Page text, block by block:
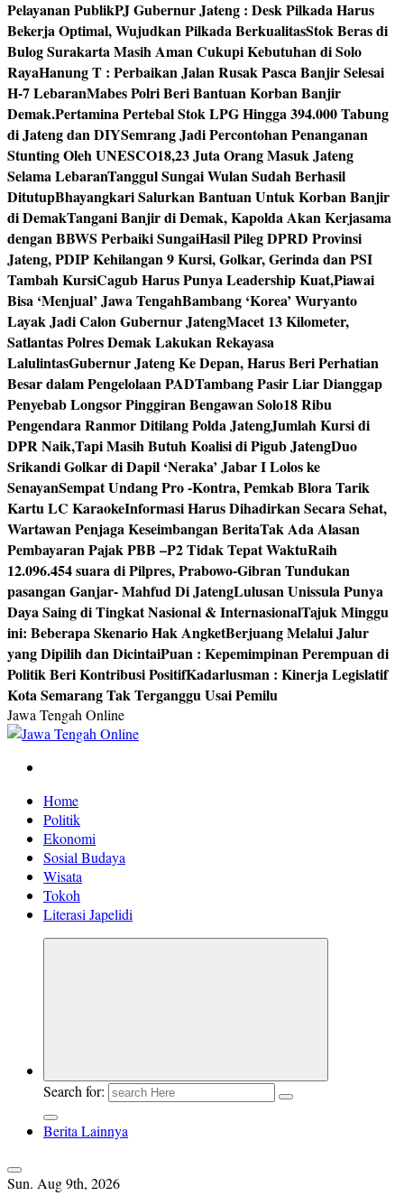
Pelayanan PublikPJ Gubernur Jateng : Desk Pilkada Harus
Bekerja Optimal, Wujudkan Pilkada BerkualitasStok Beras di
Bulog Surakarta Masih Aman Cukupi Kebutuhan di Solo
RayaHanung T : Perbaikan Jalan Rusak Pasca Banjir Selesai
H-7 LebaranMabes Polri Beri Bantuan Korban Banjir
Demak.Pertamina Pertebal Stok LPG Hingga 394.000 Tabung
di Jateng dan DIYSemrang Jadi Percontohan Penanganan
Stunting Oleh UNESCO18,23 Juta Orang Masuk Jateng
Selama LebaranTanggul Sungai Wulan Sudah Berhasil
DitutupBhayangkari Salurkan Bantuan Untuk Korban Banjir
di DemakTangani Banjir di Demak, Kapolda Akan Kerjasama
dengan BBWS Perbaiki SungaiHasil Pileg DPRD Provinsi
Jateng, PDIP Kehilangan 9 Kursi, Golkar, Gerinda dan PSI
Tambah KursiCagub Harus Punya Leadership Kuat,Piawai
Bisa ‘Menjual’ Jawa TengahBambang ‘Korea’ Wuryanto
Layak Jadi Calon Gubernur JatengMacet 13 Kilometer,
Satlantas Polres Demak Lakukan Rekayasa
LalulintasGubernur Jateng Ke Depan, Harus Beri Perhatian
Besar dalam Pengelolaan PADTambang Pasir Liar Dianggap
Penyebab Longsor Pinggiran Bengawan Solo18 Ribu
Pengendara Ranmor Ditilang Polda JatengJumlah Kursi di
DPR Naik,Tapi Masih Butuh Koalisi di Pigub JatengDuo
Srikandi Golkar di Dapil ‘Neraka’ Jabar I Lolos ke
SenayanSempat Undang Pro -Kontra, Pemkab Blora Tarik
Kartu LC KaraokeInformasi Harus Dihadirkan Secara Sehat,
Wartawan Penjaga Keseimbangan BeritaTak Ada Alasan
Pembayaran Pajak PBB –P2 Tidak Tepat WaktuRaih
12.096.454 suara di Pilpres, Prabowo-Gibran Tundukan
pasangan Ganjar- Mahfud Di JatengLulusan Unissula Punya
Daya Saing di Tingkat Nasional & InternasionalTajuk Minggu
ini: Beberapa Skenario Hak AngketBerjuang Melalui Jalur
yang Dipilih dan DicintaiPuan : Kepemimpinan Perempuan di
Politik Beri Kontribusi PositifKadarlusman : Kinerja Legislatif
Kota Semarang Tak Terganggu Usai Pemilu
Jawa Tengah Online
Berita Jawa Tengah Terbaru dan Terkini
Home
Politik
Ekonomi
Sosial Budaya
Wisata
Tokoh
Literasi Japelidi
Search for:
Berita Lainnya
Sun. Aug 9th, 2026